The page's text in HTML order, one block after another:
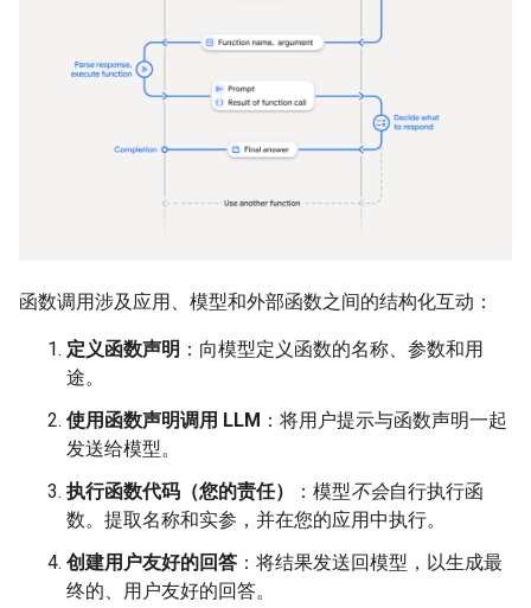
函数调用涉及应用、模型和外部函数之间的结构化互动：
定义函数声明 ：向模型定义函数的名称、参数和用
途。
使用函数声明调用 LLM ：将用户提示与函数声明一起
发送给模型。
执行函数代码（您的责任）
：模型不会自行执行函
数。提取名称和实参，并在您的应用中执行。
创建用户友好的回答 ：将结果发送回模型，以生成最
终的、用户友好的回答。